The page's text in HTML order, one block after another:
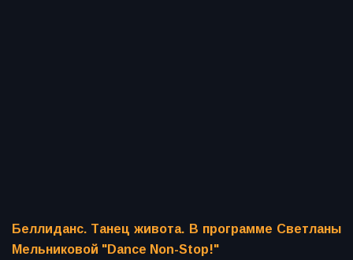
Беллиданс. Танец живота. В программе Светланы
Мельниковой "Dance Non-Stop!"